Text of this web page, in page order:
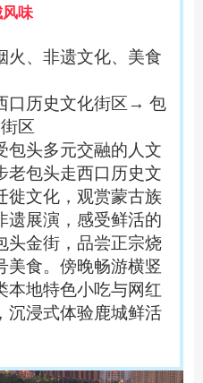
味
火、非遗文化、美食
口历史文化街区 → 包
区
包头多元交融的人文
老包头走西口历史文
徙文化，观赏蒙古族
遗展演，感受鲜活的
头金街，品尝正宗烧
美食。傍晚畅游横竖
本地特色小吃与网红
沉浸式体验鹿城鲜活